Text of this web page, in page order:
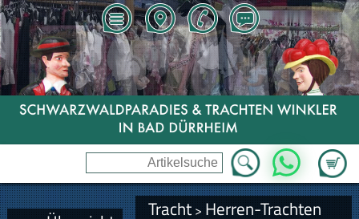
Zum
WhatsApp
Tracht> Herren-Trachten